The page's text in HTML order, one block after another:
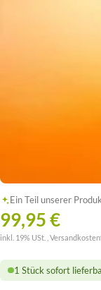
Ein Teil unserer
99,95 €
inkl. 19% USt. ,
1 Stück sofort